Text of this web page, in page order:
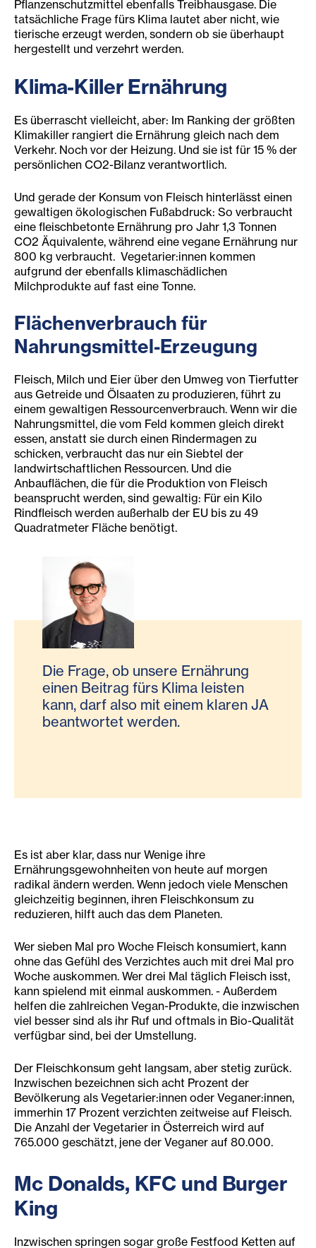
Pflanzenschutzmittel ebenfalls Treibhausgase. Die
tatsächliche Frage fürs Klima lautet aber nicht, wie
tierische erzeugt werden, sondern ob sie überhaupt
hergestellt und verzehrt werden.
Klima-Killer Ernährung
Es überrascht vielleicht, aber: Im Ranking der größten
Klimakiller rangiert die Ernährung gleich nach dem
Verkehr. Noch vor der Heizung. Und sie ist für 15 % der
persönlichen CO2-Bilanz verantwortlich.
Und gerade der Konsum von Fleisch hinterlässt einen
gewaltigen ökologischen Fußabdruck: So verbraucht
eine fleischbetonte Ernährung pro Jahr 1,3 Tonnen
CO2 Äquivalente, während eine vegane Ernährung nur
800 kg verbraucht. Vegetarier:innen kommen
aufgrund der ebenfalls klimaschädlichen
Milchprodukte auf fast eine Tonne.
Flächenverbrauch für
Nahrungsmittel-Erzeugung
Fleisch, Milch und Eier über den Umweg von Tierfutter
aus Getreide und Ölsaaten zu produzieren, führt zu
einem gewaltigen Ressourcenverbrauch. Wenn wir die
Nahrungsmittel, die vom Feld kommen gleich direkt
essen, anstatt sie durch einen Rindermagen zu
schicken, verbraucht das nur ein Siebtel der
landwirtschaftlichen Ressourcen. Und die
Anbauflächen, die für die Produktion von Fleisch
beansprucht werden, sind gewaltig: Für ein Kilo
Rindfleisch werden außerhalb der EU bis zu 49
Quadratmeter Fläche benötigt.
Die Frage, ob unsere Ernährung
einen Beitrag fürs Klima leisten
kann, darf also mit einem klaren JA
beantwortet werden.
Es ist aber klar, dass nur Wenige ihre
Ernährungsgewohnheiten von heute auf morgen
radikal ändern werden. Wenn jedoch viele Menschen
gleichzeitig beginnen, ihren Fleischkonsum zu
reduzieren, hilft auch das dem Planeten.
Wer sieben Mal pro Woche Fleisch konsumiert, kann
ohne das Gefühl des Verzichtes auch mit drei Mal pro
Woche auskommen. Wer drei Mal täglich Fleisch isst,
kann spielend mit einmal auskommen. - Außerdem
helfen die zahlreichen Vegan-Produkte, die inzwischen
viel besser sind als ihr Ruf und oftmals in Bio-Qualität
verfügbar sind, bei der Umstellung.
Der Fleischkonsum geht langsam, aber stetig zurück.
Inzwischen bezeichnen sich acht Prozent der
Bevölkerung als Vegetarier:innen oder Veganer:innen,
immerhin 17 Prozent verzichten zeitweise auf Fleisch.
Die Anzahl der Vegetarier in Österreich wird auf
765.000 geschätzt, jene der Veganer auf 80.000.
Mc Donalds, KFC und Burger
King
Inzwischen springen sogar große Festfood Ketten auf